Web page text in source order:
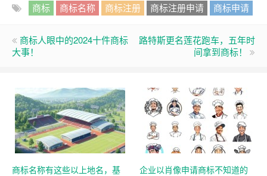
商标 商标名称 商标注册 商标注册申请 商标申请
商标人眼中的2024十件商标
大事！
路特斯更名莲花跑车，五年时
间拿到商标！
商标名称有这些以上地名，基
企业以肖像申请商标不知道的